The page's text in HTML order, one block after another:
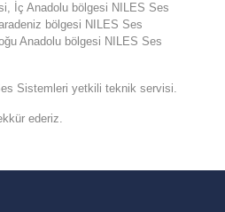
İç Anadolu bölgesi NILES Ses
bölgesi NILES Ses
Anadolu bölgesi NILES Ses
Sistemleri yetkili teknik servisi.
ederiz.